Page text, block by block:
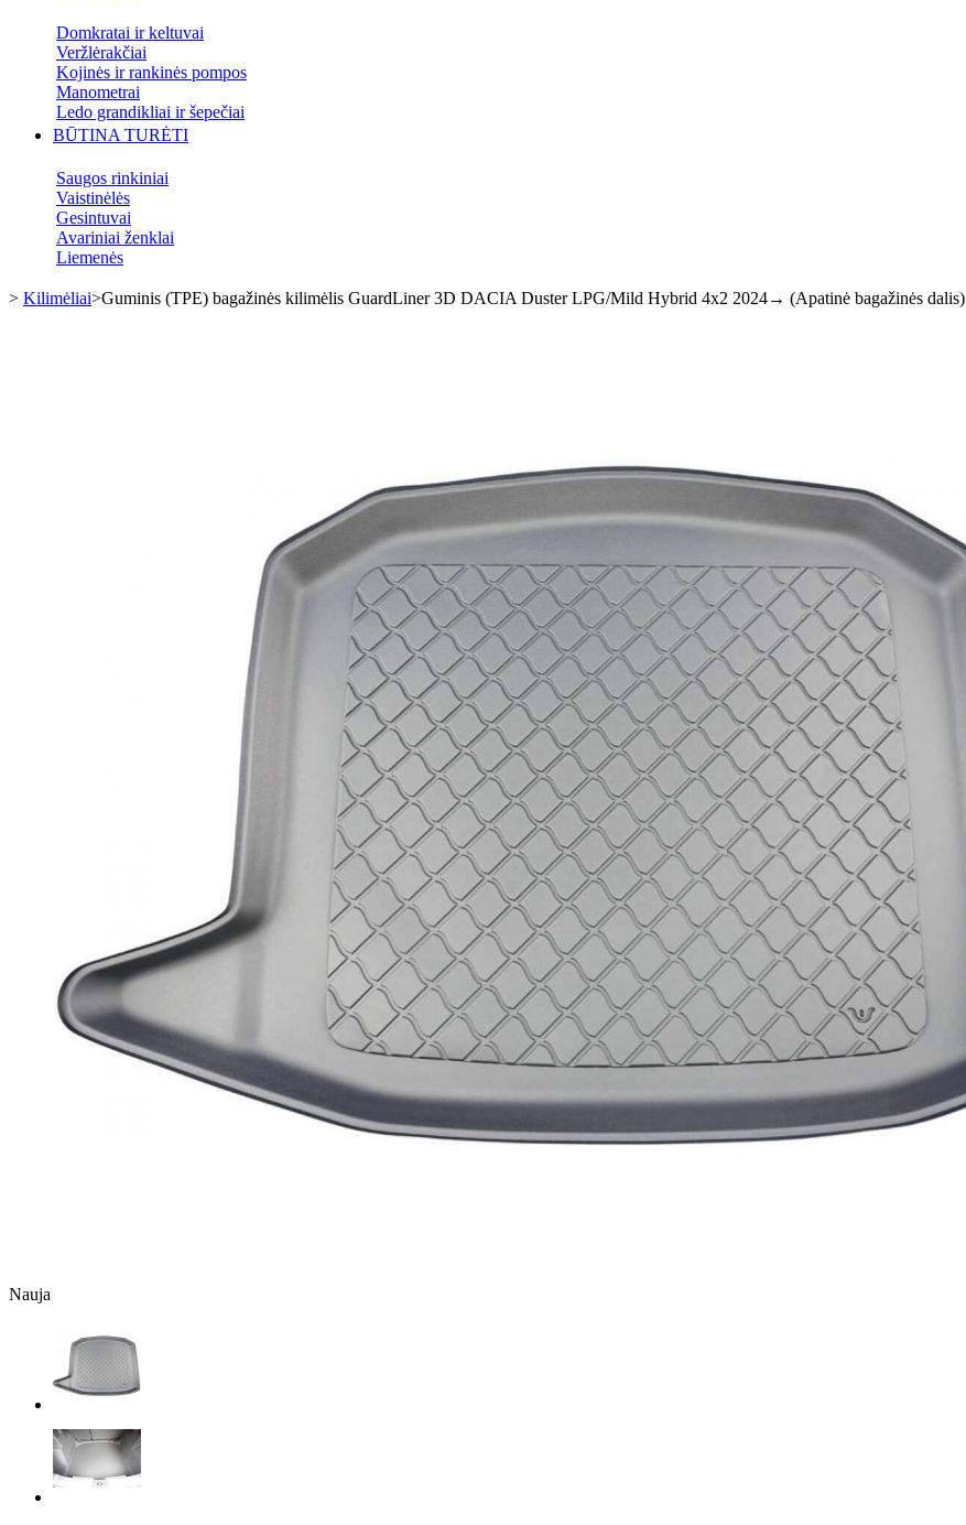
Domkratai ir keltuvai
Veržlėrakčiai
Kojinės ir rankinės pompos
Manometrai
Ledo grandikliai ir šepečiai
BŪTINA TURĖTI
Saugos rinkiniai
Vaistinėlės
Gesintuvai
Avariniai ženklai
Liemenės
> Kilimėliai>Guminis (TPE) bagažinės kilimėlis GuardLiner 3D DACIA Duster LPG/Mild Hybrid 4x2 2024→ (Apatinė bagažinės dalis)
Nauja